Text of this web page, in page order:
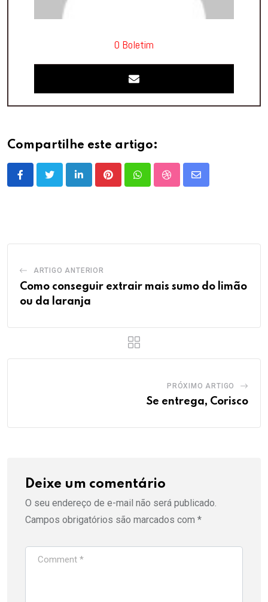
O Boletim
Compartilhe este artigo:
LinkedInPinterestWhatsappStumbleUpon
Share
ARTIGO ANTERIOR
Como conseguir extrair mais sumo do limão
ou da laranja
PRÓXIMO ARTIGO
Se entrega, Corisco
Deixe um comentário
O seu endereço de e-mail não será publicado.
Campos obrigatórios são marcados com *